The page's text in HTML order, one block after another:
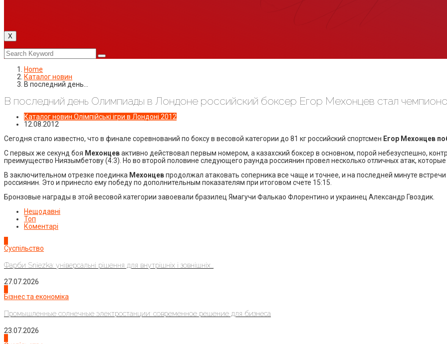
X
Home
Каталог новин
В последний день…
В последний день Олимпиады в Лондоне российский боксер Егор Мехонцев стал
Каталог новин Олімпійські ігри в Лондоні 2012
12.08.2012
Сегодня стало известно, что в финале соревнований по боксу в весовой категории до 81 кг российский спортсмен Егор Мехонцев
С первых же секунд боя Мехонцевактивно действовал первым номером, а казахский боксер в основном, порой небезуспешно,
преимущество Ниязымбетову (4:3). Но во второй половине следующего раунда россиянин провел несколько отличных атак,
В заключительном отрезке поединка Мехонцевпродолжал атаковать соперника все чаще и точнее, и на последней минуте
россиянин. Это и принесло ему победу по дополнительным показателям при итоговом счете 15:15.
Бронзовые награды в этой весовой категории завоевали бразилец Ямагучи Фалькао Флорентино и украинец Александр Гвоздик.
Нещодавні
Топ
Коментарі
Суспільство
Фарби Sniezka: універсальні рішення для внутрішніх і зовнішніх...
27.07.2026
Бізнес та економіка
Промышленные солнечные электростанции: современное решение для бизнеса
23.07.2026